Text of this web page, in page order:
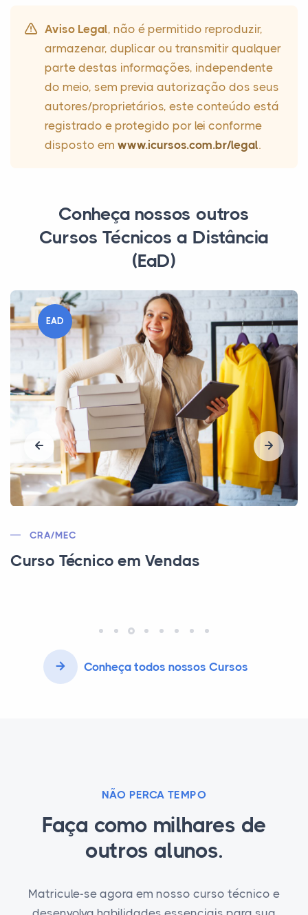
Aviso Legal, não é permitido reproduzir,
armazenar, duplicar ou transmitir qualquer
parte destas informações, independente
do meio, sem previa autorização dos seus
autores/proprietários, este conteúdo está
registrado e protegido por lei conforme
disposto em www.icursos.com.br/legal.
Conheça nossos outros
Cursos Técnicos a Distância
(EaD)
EAD
MEC/CEE/CFT
Curso Técnico em Automação
Conheça todos nossos Cursos
NÃO PERCA TEMPO
Faça como milhares de
outros alunos.
Matricule-se agora em nosso curso técnico e